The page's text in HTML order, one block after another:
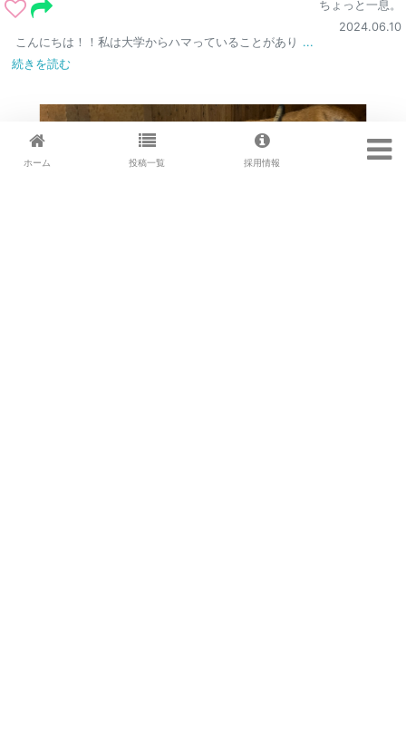
ちょっと一息。
2024.06.10
こんにちは！！私は大学からハマっていることがあり ...
続きを読む
ホーム 投稿一覧 採用情報